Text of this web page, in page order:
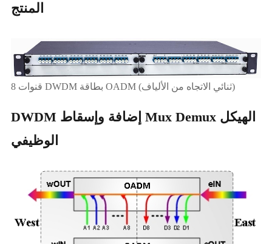
المنتج
8 قنوات DWDM بطاقة OADM (ثنائي الاتجاه من الألياف)
DWDM إضافة وإسقاط Mux Demux الهيكل
الوظيفي